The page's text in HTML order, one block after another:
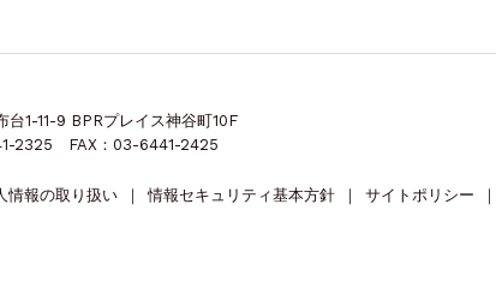
台1-11-9 BPRプレイス神谷町10F
2325 FAX：03-6441-2425
情報の取り扱い ｜ 情報セキュリティ基本方針 ｜ サイトポリシー ｜